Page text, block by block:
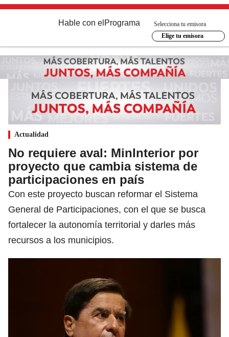
Hable con el Programa
Selecciona tu emisora
Elige tu emisora
Actualidad
No requiere aval: MinInterior por
proyecto que cambia sistema de
participaciones en país
Con este proyecto buscan reformar el Sistema
General de Participaciones, con el que se busca
fortalecer la autonomía territorial y darles más
recursos a los municipios.